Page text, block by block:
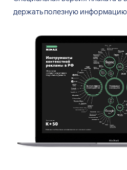
держать полезную